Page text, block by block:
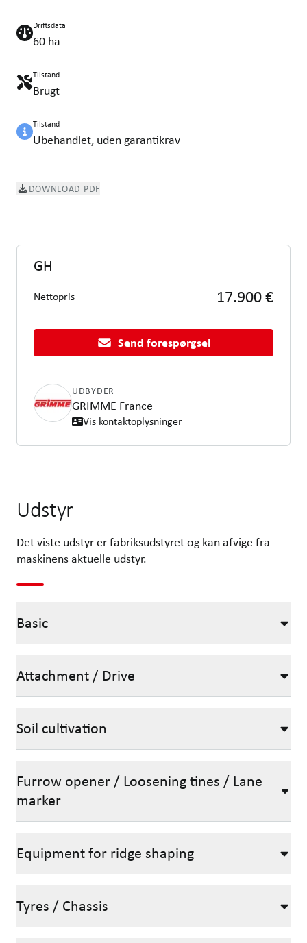
Driftsdata
60 ha
Tilstand
Brugt
Tilstand
Ubehandlet, uden garantikrav
DOWNLOAD PDF
GH
Nettopris 17.900 €
Send forespørgsel
UDBYDER
GRIMME France
Vis kontaktoplysninger
Udstyr
Det viste udstyr er fabriksudstyret og kan afvige fra
maskinens aktuelle udstyr.
Basic
Attachment / Drive
Soil cultivation
Furrow opener / Loosening tines / Lane
marker
Equipment for ridge shaping
Tyres / Chassis